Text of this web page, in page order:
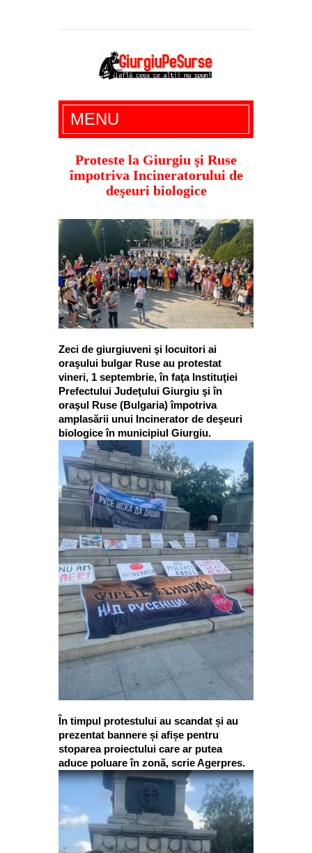
Giurgiu Pe Surse – actualitate giurgiu,
administratie giurgiu, stiri politice, social
economic, editoriale giurgiu, dezvaluiri,
soc, cancan, stiri locale
MENU
Proteste la Giurgiu şi Ruse
împotriva Incineratorului de
deşeuri biologice
Zeci de giurgiuveni şi locuitori ai
oraşului bulgar Ruse au protestat
vineri, 1 septembrie, în faţa Instituţiei
Prefectului Judeţului Giurgiu şi în
oraşul Ruse (Bulgaria) împotriva
amplasării unui Incinerator de deşeuri
biologice în municipiul Giurgiu.
În timpul protestului au scandat și au
prezentat bannere și afișe pentru
stoparea proiectului care ar putea
aduce poluare în zonă, scrie Agerpres.